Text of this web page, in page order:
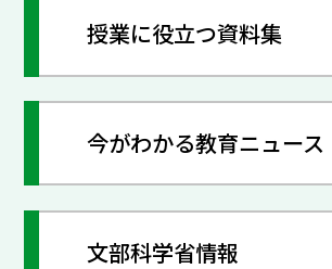
授業に役立つ資料集
今がわかる教育ニュース
文部科学省情報